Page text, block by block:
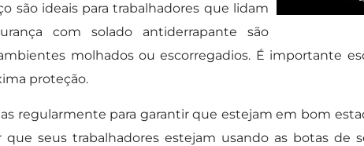
são ideais para trabalhadores que lidam
com solado antiderrapante são
molhados ou escorregadios. É importante
proteção.
regularmente para garantir que estejam em bom
seus trabalhadores estejam usando as botas de